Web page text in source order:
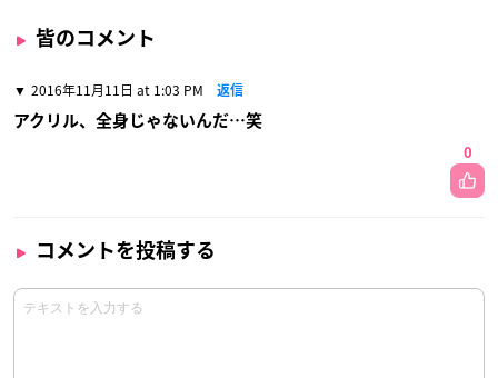
皆のコメント
2016年11月11日 at 1:03 PM 返信
アクリル、全身じゃないんだ…笑
0
コメントを投稿する